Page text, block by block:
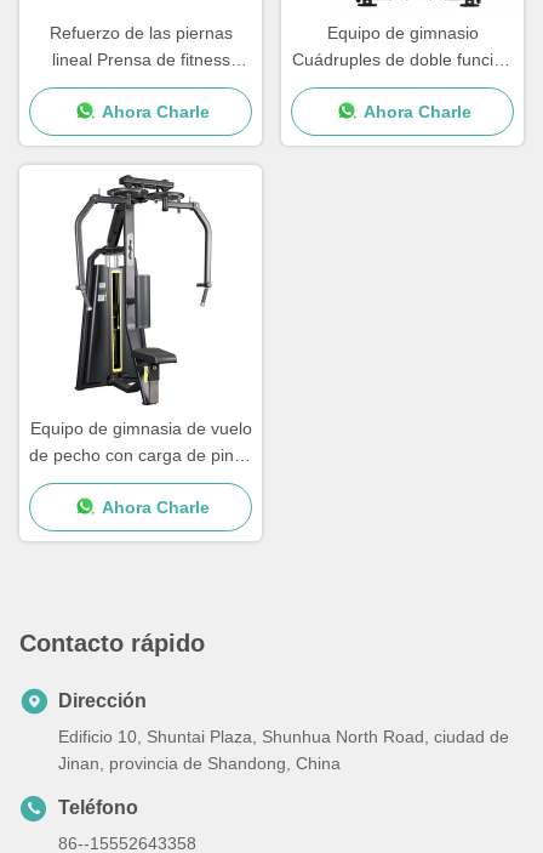
Refuerzo de las piernas
lineal Prensa de fitness
equipo de pin cargado
máquina de acero Q235
Ahora Charle
Equipo de gimnasio
Cuádruples de doble función
Entrenamiento de pantorrilla
sentado Extensión de
piernas rizadas
Ahora Charle
Equipo de gimnasia de vuelo
de pecho con carga de pines
comercial
Ahora Charle
Contacto rápido
Dirección
Edificio 10, Shuntai Plaza, Shunhua North Road, ciudad de
Jinan, provincia de Shandong, China
Teléfono
86--15552643358